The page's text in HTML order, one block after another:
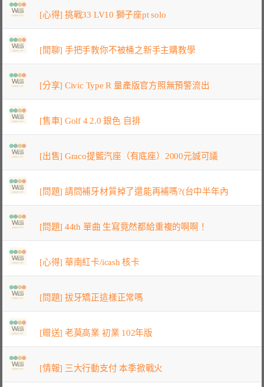
[心得] 挑戰33 LV10 獅子座pt solo
[閒聊] 手把手教你不被桶之新手主購教學
[分享] Civic Type R 量產版官方照無預警流出
[售車] Golf 4 2.0 銀色 自排
[出售] Graco提籃汽座（有底座）2000元誠可議
[問題] 請問補牙材質掉了還能再補嗎?(台中半年內
[問題] 44th 單曲 生寫竟然都給重複的啊啊！
[心得] 華南紅卡/icash 核卡
[問題] 拔牙矯正這樣正常嗎
[贈送] 老莫高業 初業 102年版
[情報] 三大行動支付 本季掀戰火